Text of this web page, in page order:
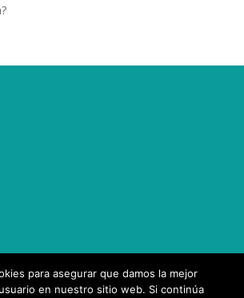
para asegurar que damos la mejor
en nuestro sitio web. Si continúa